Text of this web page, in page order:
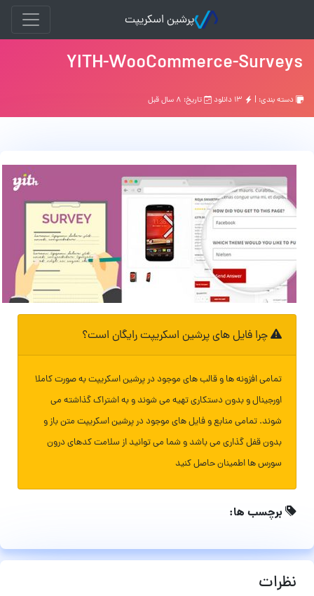
پرشین اسکریپت
YITH-WooCommerce-Surveys
دسته بندی: | تاریخ: ۸ سال قبل
چرا فایل های پرشین اسکریپت رایگان است؟
تمامی افزونه ها و قالب های موجود در پرشین اسکریپت به صورت کاملا
اورجینال و بدون دستکاری تهیه می شوند و به اشتراک گذاشته می
شوند. تمامی منابع و فایل های موجود در پرشین اسکریپت متن باز و
بدون قفل گذاری می باشد و شما می توانید از سلامت کدهای درون
سورس ها اطمینان حاصل کنید
برچسب ها:
نظرات